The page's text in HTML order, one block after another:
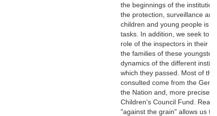
the beginnings of the
the protection, surveillance
children and young people is
tasks. In addition, we seek to
role of the inspectors in their
the families of these
dynamics of the different
which they passed. Most of
consulted come from the
the Nation and, more
Children's Council Fund.
"against the grain" allows us to